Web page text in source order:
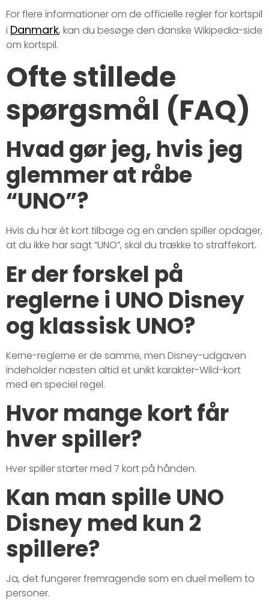
For flere informationer om de officielle regler for kortspil
i Danmark, kan du besøge den danske Wikipedia-side
om kortspil.
Ofte stillede
spørgsmål (FAQ)
Hvad gør jeg, hvis jeg
glemmer at råbe
“UNO”?
Hvis du har ét kort tilbage og en anden spiller opdager,
at du ikke har sagt “UNO”, skal du trække to straffekort.
Er der forskel på
reglerne i UNO Disney
og klassisk UNO?
Kerne-reglerne er de samme, men Disney-udgaven
indeholder næsten altid et unikt karakter-Wild-kort
med en speciel regel.
Hvor mange kort får
hver spiller?
Hver spiller starter med 7 kort på hånden.
Kan man spille UNO
Disney med kun 2
spillere?
Ja, det fungerer fremragende som en duel mellem to
personer.